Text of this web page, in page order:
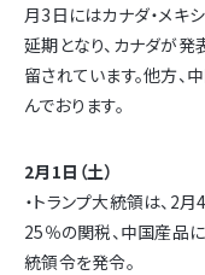
月3日にはカナダ・メ
延期となり、カナダが
留されています。他方
んでおります。
2月1日（土）
・トランプ大統領は、2
25％の関税、中国産品
統領令を発令。